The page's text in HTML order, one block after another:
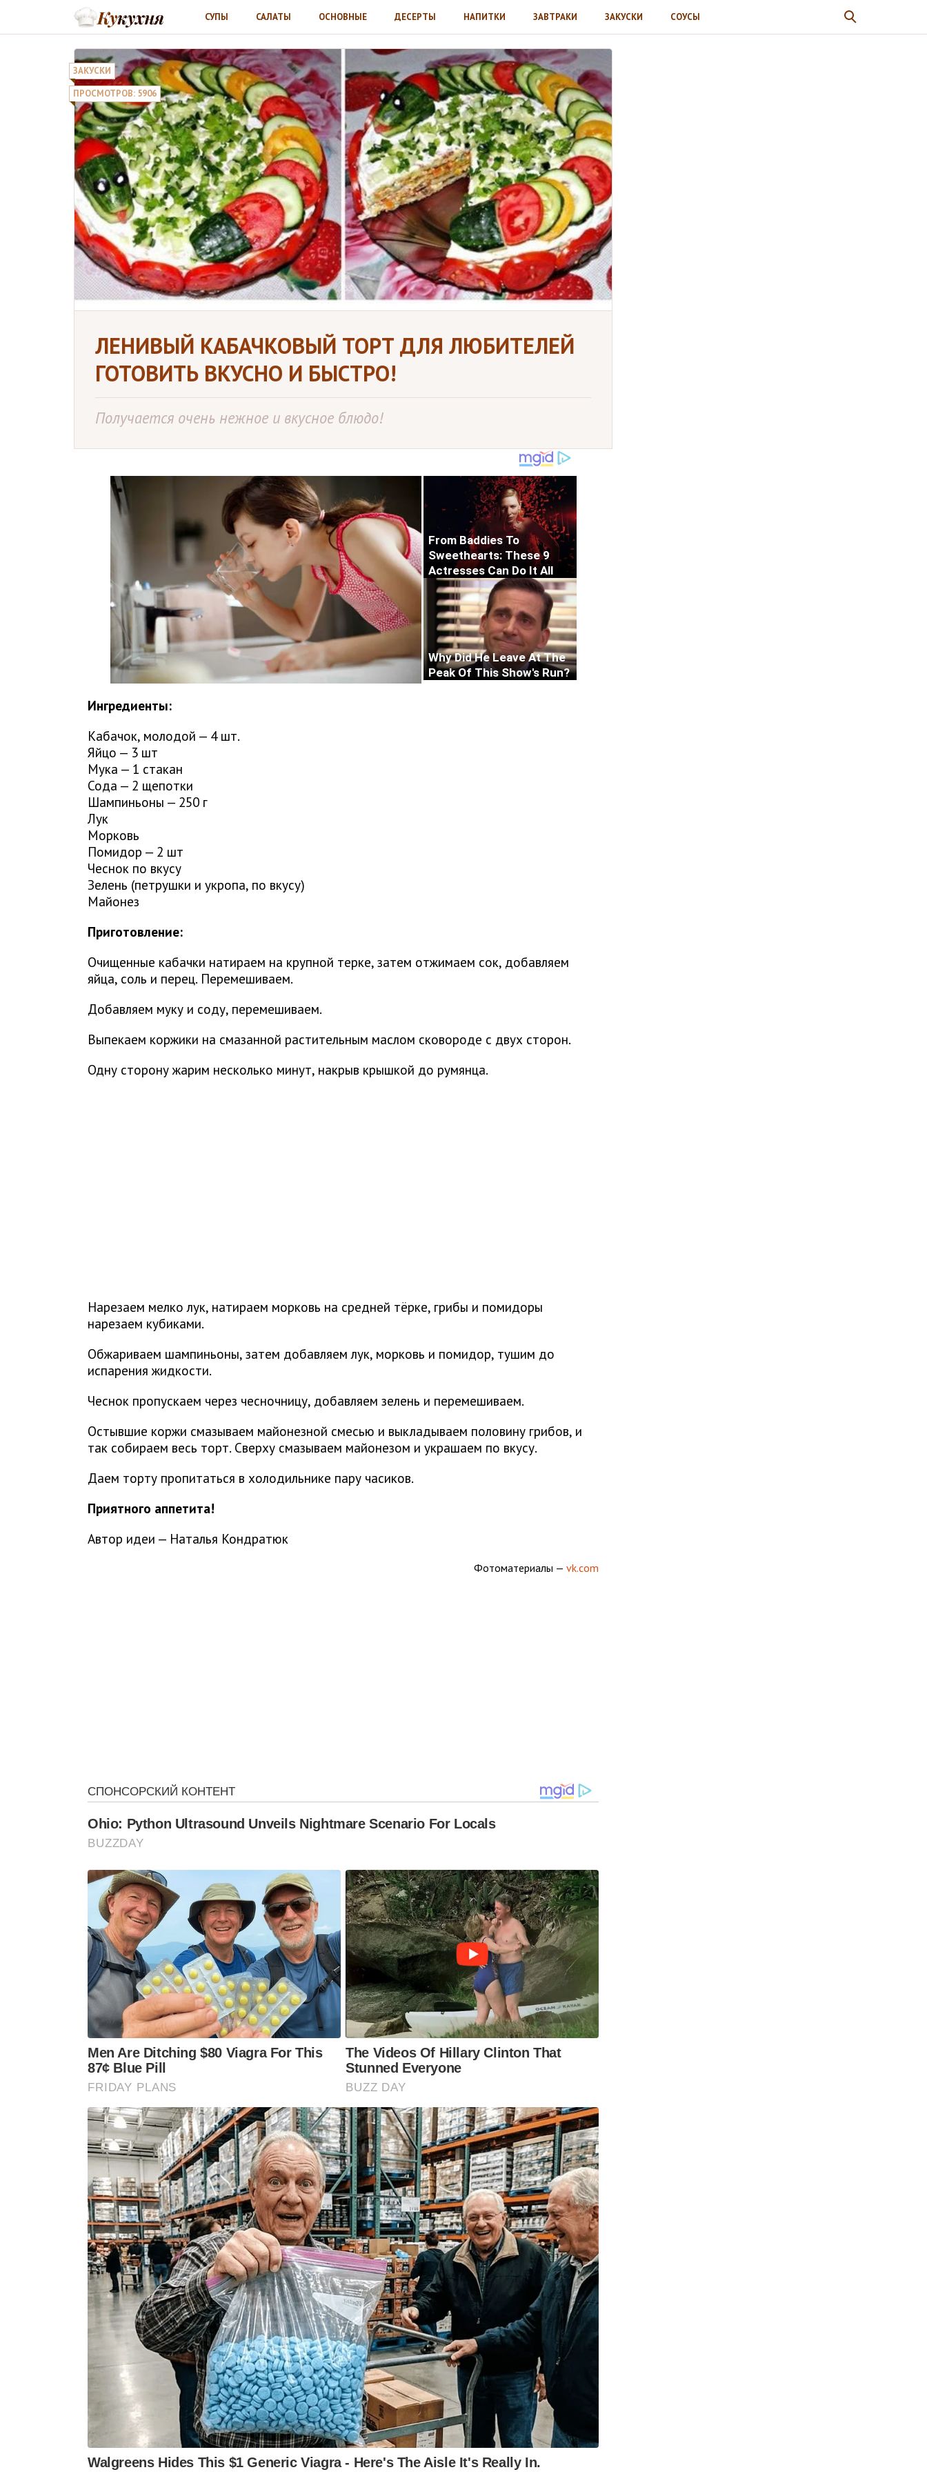
СУПЫ САЛАТЫ ОСНОВНЫЕ ДЕСЕРТЫ НАПИТКИ ЗАВТРАКИ ЗАКУСКИ СОУСЫ
ЗАКУСКИ
ПРОСМОТРОВ: 5906
ЛЕНИВЫЙ КАБАЧКОВЫЙ ТОРТ ДЛЯ ЛЮБИТЕЛЕЙ
ГОТОВИТЬ ВКУСНО И БЫСТРО!
Получается очень нежное и вкусное блюдо!
Ингредиенты:
Кабачок, молодой — 4 шт.
Яйцо — 3 шт
Мука — 1 стакан
Сода — 2 щепотки
Шампиньоны — 250 г
Лук
Морковь
Помидор — 2 шт
Чеснок по вкусу
Зелень (петрушки и укропа, по вкусу)
Майонез
Приготовление:
Очищенные кабачки натираем на крупной терке, затем отжимаем сок, добавляем
яйца, соль и перец. Перемешиваем.
Добавляем муку и соду, перемешиваем.
Выпекаем коржики на смазанной растительным маслом сковороде с двух сторон.
Одну сторону жарим несколько минут, накрыв крышкой до румянца.
Нарезаем мелко лук, натираем морковь на средней тёрке, грибы и помидоры
нарезаем кубиками.
Обжариваем шампиньоны, затем добавляем лук, морковь и помидор, тушим до
испарения жидкости.
Чеснок пропускаем через чесночницу, добавляем зелень и перемешиваем.
Остывшие коржи смазываем майонезной смесью и выкладываем половину грибов, и
так собираем весь торт. Сверху смазываем майонезом и украшаем по вкусу.
Даем торту пропитаться в холодильнике пару часиков.
Приятного аппетита!
Автор идеи — Наталья Кондратюк
Фотоматериалы — vk.com